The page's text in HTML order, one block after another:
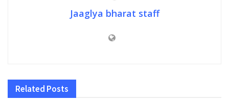
Jaaglya bharat staff
Related Posts